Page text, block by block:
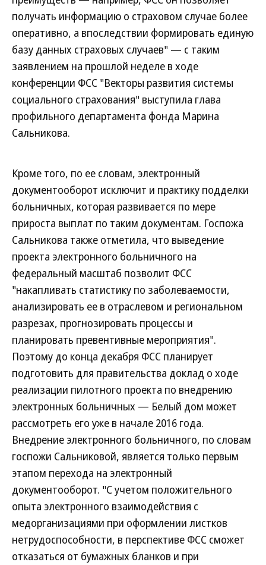
получать информацию о страховом случае более
оперативно, а впоследствии формировать единую
базу данных страховых случаев" — с таким
заявлением на прошлой неделе в ходе
конференции ФСС "Векторы развития системы
социального страхования" выступила глава
профильного департамента фонда Марина
Сальникова.
Кроме того, по ее словам, электронный
документооборот исключит и практику подделки
больничных, которая развивается по мере
прироста выплат по таким документам. Госпожа
Сальникова также отметила, что выведение
проекта электронного больничного на
федеральный масштаб позволит ФСС
"накапливать статистику по заболеваемости,
анализировать ее в отраслевом и региональном
разрезах, прогнозировать процессы и
планировать превентивные мероприятия".
Поэтому до конца декабря ФСС планирует
подготовить для правительства доклад о ходе
реализации пилотного проекта по внедрению
электронных больничных — Белый дом может
рассмотреть его уже в начале 2016 года.
Внедрение электронного больничного, по словам
госпожи Сальниковой, является только первым
этапом перехода на электронный
документооборот. "С учетом положительного
опыта электронного взаимодействия с
медорганизациями при оформлении листков
нетрудоспособности, в перспективе ФСС сможет
отказаться от бумажных бланков и при